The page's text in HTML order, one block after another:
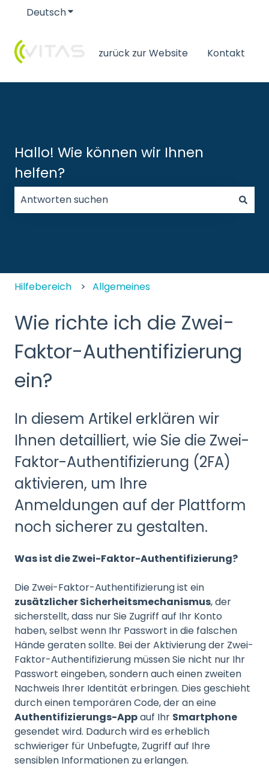
DeutschUntermenü für Übersetzungen anzeigen
zurück zur Website Kontakt
Hallo! Wie können wir Ihnen
helfen?
Hilfebereich Allgemeines
Wie richte ich die Zwei-
Faktor-Authentifizierung
ein?
In diesem Artikel erklären wir
Ihnen detailliert, wie Sie die Zwei-
Faktor-Authentifizierung (2FA)
aktivieren, um Ihre
Anmeldungen auf der Plattform
noch sicherer zu gestalten.
Was ist die Zwei-Faktor-Authentifizierung?
Die Zwei-Faktor-Authentifizierung ist ein
zusätzlicher Sicherheitsmechanismus, der
sicherstellt, dass nur Sie Zugriff auf Ihr Konto
haben, selbst wenn Ihr Passwort in die falschen
Hände geraten sollte. Bei der Aktivierung der Zwei-
Faktor-Authentifizierung müssen Sie nicht nur Ihr
Passwort eingeben, sondern auch einen zweiten
Nachweis Ihrer Identität erbringen. Dies geschieht
durch einen temporären Code, der an eine
Authentifizierungs-Appauf Ihr Smartphone
gesendet wird. Dadurch wird es erheblich
schwieriger für Unbefugte, Zugriff auf Ihre
sensiblen Informationen zu erlangen.